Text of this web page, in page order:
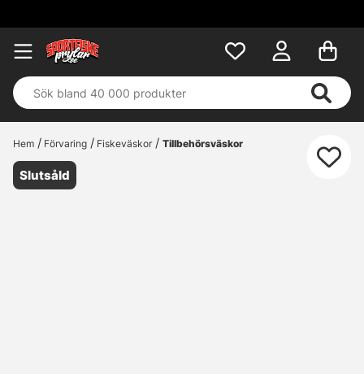
Hem Förvaring Fiskeväskor Tillbehörsväskor
Slutsåld